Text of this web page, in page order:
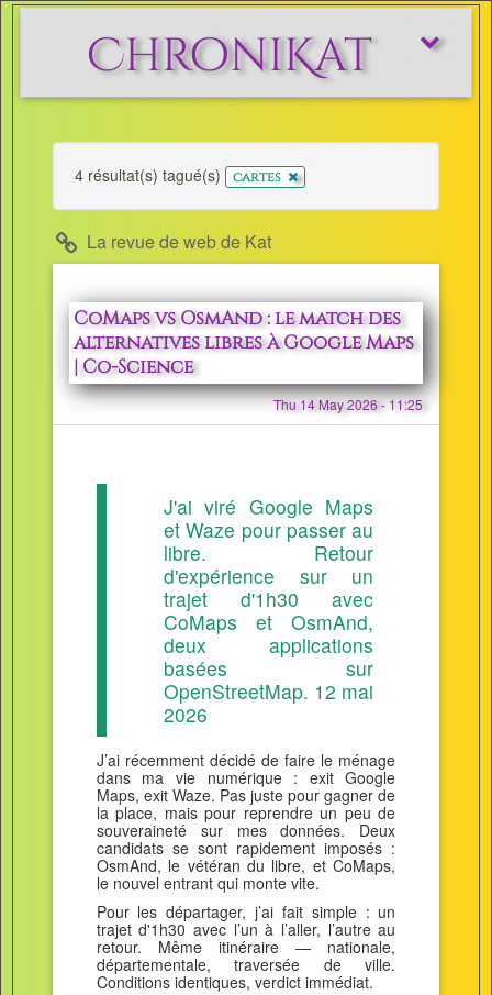
Afficher/
ChroniKat
4 résultat(s) tagué(s) cartes x
La revue de web de Kat
CoMaps vs OsmAnd : le match des
alternatives libres à Google Maps
| Co-Science
Thu 14 May 2026 - 11:25
J'ai viré Google Maps
et Waze pour passer au
libre. Retour
d'expérience sur un
trajet d'1h30 avec
CoMaps et OsmAnd,
deux applications
basées sur
OpenStreetMap. 12 mai
2026
J’ai récemment décidé de faire le ménage
dans ma vie numérique : exit Google
Maps, exit Waze. Pas juste pour gagner de
la place, mais pour reprendre un peu de
souveraineté sur mes données. Deux
candidats se sont rapidement imposés :
OsmAnd, le vétéran du libre, et CoMaps,
le nouvel entrant qui monte vite.
Pour les départager, j’ai fait simple : un
trajet d'1h30 avec l’un à l’aller, l’autre au
retour. Même itinéraire — nationale,
départementale, traversée de ville.
Conditions identiques, verdict immédiat.